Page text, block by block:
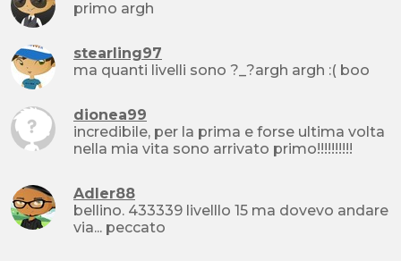
primo argh
stearling97
ma quanti livelli sono ?_?argh argh :( boo
dionea99
incredibile, per la prima e forse ultima volta
nella mia vita sono arrivato primo!!!!!!!!!!
Adler88
bellino. 433339 livelllo 15 ma dovevo andare
via... peccato